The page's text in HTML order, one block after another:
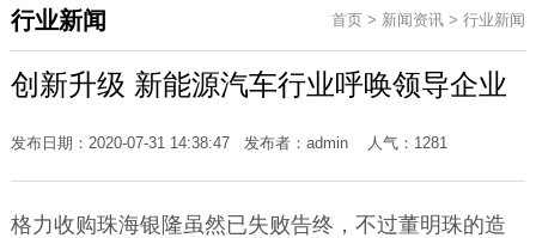
首页 > 新闻资讯 >行业新闻
行业新闻
创新升级 新能源汽车行业呼唤领导企业
发布日期：2020-07-31 14:38:47 发布者：admin 人气： 1281
格力收购珠海银隆虽然已失败告终，不过董明珠的造